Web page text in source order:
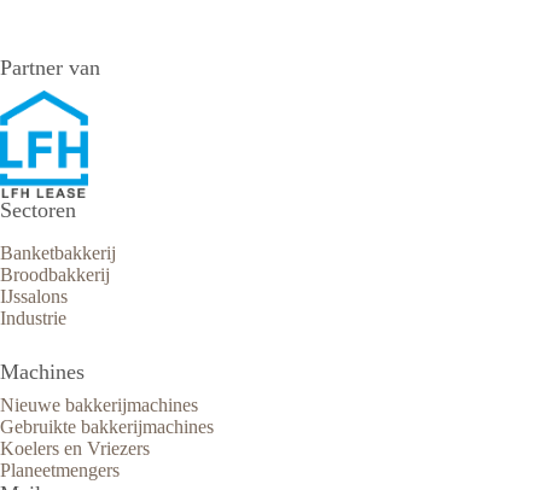
Partner van
Sectoren
Banketbakkerij
Broodbakkerij
IJssalons
Industrie
Machines
Nieuwe bakkerijmachines
Gebruikte bakkerijmachines
Koelers en Vriezers
Planeetmengers